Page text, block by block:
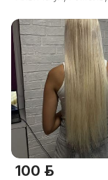
100 р.